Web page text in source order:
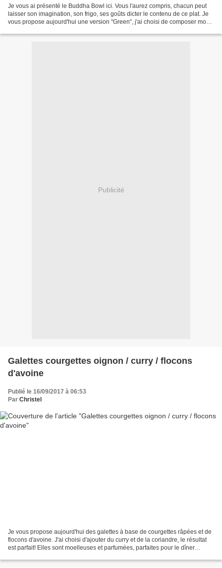
Je vous ai présenté le Buddha Bowl ici. Vous l'aurez compris, chacun peut
laisser son imagination, son frigo, ses goûts dicter le contenu de ce plat. Je
vous propose aujourd'hui une version "Green", j'ai choisi de composer mon
Publicité
Galettes courgettes oignon / curry / flocons
d'avoine
Publié le 16/09/2017 à 06:53
Par Christel
Je vous propose aujourd'hui des galettes à base de courgettes râpées et de
flocons d'avoine. J'ai choisi d'ajouter du curry et de la coriandre, le résultat
est parfait! Elles sont moelleuses et parfumées, parfaites pour le dîner